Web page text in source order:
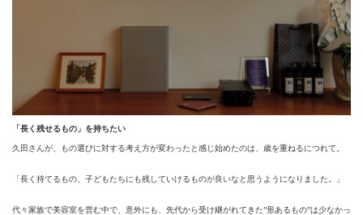
「長く残せるもの」を持ちたい
久田さんが、もの選びに対する考え方が変わったと感じ始めたのは、歳を重ねるにつれて。
「長く持てるもの、子どもたちにも残していけるものが良いなと思うようになりました。」
代々家族で美容室を営む中で、意外にも、先代から受け継がれてきた”形あるもの”は少なかっ